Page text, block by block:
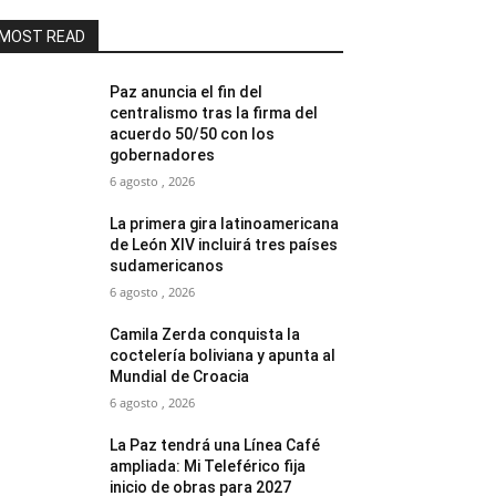
READ
Paz anuncia el fin del
centralismo tras la firma del
acuerdo 50/50 con los
gobernadores
6 agosto , 2026
La primera gira latinoamericana
de León XIV incluirá tres países
sudamericanos
6 agosto , 2026
Camila Zerda conquista la
coctelería boliviana y apunta al
Mundial de Croacia
6 agosto , 2026
La Paz tendrá una Línea Café
ampliada: Mi Teleférico fija
inicio de obras para 2027